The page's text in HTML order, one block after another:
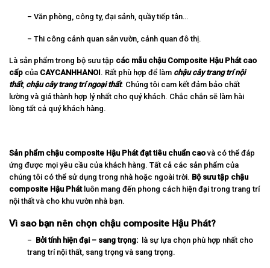
– Văn phòng, công ty, đại sảnh, quầy tiếp tân…
– Thi công cảnh quan sân vườn, cảnh quan đô thị.
Là sản phẩm trong bộ sưu tập các mẫu chậu Composite Hậu Phát cao
cấp của CAYCANHHANOI. Rất phù hợp để làm chậu cây trang trí nội
thất, chậu cây trang trí ngoại thất. Chúng tôi cam kết đảm bảo chất
lường và giá thành hợp lý nhất cho quý khách. Chắc chắn sẽ làm hài
lòng tất cả quý khách hàng.
Sản phẩm chậu composite Hậu Phát đạt tiêu chuẩn caovà có thể đáp
ứng được mọi yêu cầu của khách hàng. Tất cả các sản phẩm của
chúng tôi có thể sử dụng trong nhà hoặc ngoài trời. Bộ sưu tập chậu
composite Hậu Phátluôn mang đến phong cách hiện đại trong trang trí
nội thất và cho khu vườn nhà bạn.
Vì sao bạn nên chọn chậu composite Hậu Phát?
– Bởi tính hiện đại – sang trọng: là sự lựa chọn phù hợp nhất cho
trang trí nội thất, sang trọng và sang trọng.